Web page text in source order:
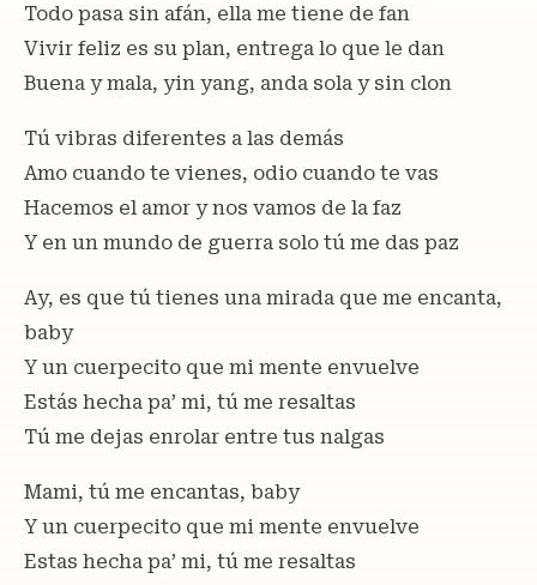
Todo pasa sin afán, ella me tiene de fan
Vivir feliz es su plan, entrega lo que le dan
Buena y mala, yin yang, anda sola y sin clon
Tú vibras diferentes a las demás
Amo cuando te vienes, odio cuando te vas
Hacemos el amor y nos vamos de la faz
Y en un mundo de guerra solo tú me das paz
Ay, es que tú tienes una mirada que me encanta,
baby
Y un cuerpecito que mi mente envuelve
Estás hecha pa’ mi, tú me resaltas
Tú me dejas enrolar entre tus nalgas
Mami, tú me encantas, baby
Y un cuerpecito que mi mente envuelve
Estas hecha pa’ mi, tú me resaltas